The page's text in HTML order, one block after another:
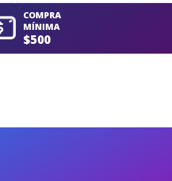
COMPRA
MÍNIMA
$500